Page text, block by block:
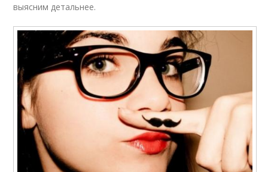
выясним детальнее.